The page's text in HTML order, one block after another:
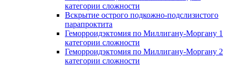
категории сложности
Вскрытие острого подкожно-подслизистого
парапроктита
Геморроидэктомия по Миллигану-Моргану 1
категории сложности
Геморроидэктомия по Миллигану-Моргану 2
категории сложности